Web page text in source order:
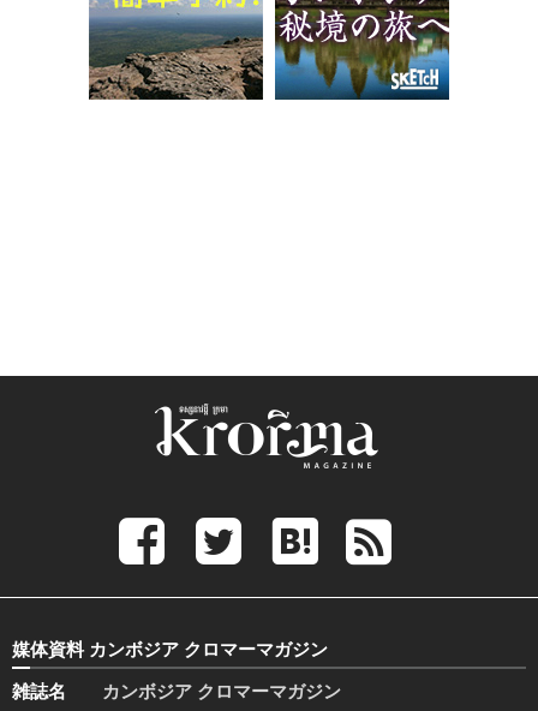
媒体資料 カンボジア クロマーマガジン
雑誌名
カンボジア クロマーマガジン